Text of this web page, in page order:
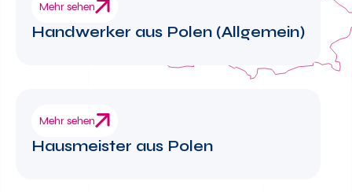
Mehr sehen
Handwerker aus Polen (Allgemein)
Mehr sehen
Hausmeister aus Polen